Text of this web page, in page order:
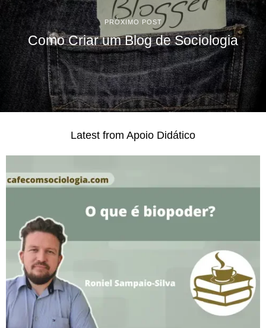
PRÓXIMO POST
Como Criar um Blog de Sociologia
Latest from Apoio Didático